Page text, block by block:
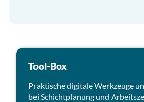
Tool-Box
Praktische digitale Werkzeuge
bei Schichtplanung und